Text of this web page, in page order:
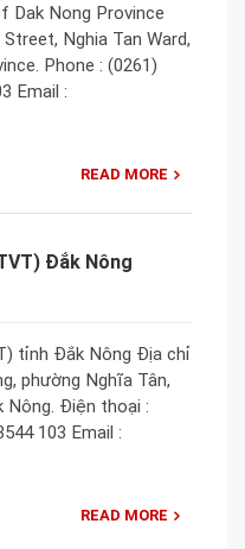
Dak Nong Province
Nghia Tan Ward,
Phone : (0261)
Email :
READ MORE
Đắk Nông
tỉnh Đắk Nông Địa chỉ
phường Nghĩa Tân,
Nông. Điện thoại :
103 Email :
READ MORE